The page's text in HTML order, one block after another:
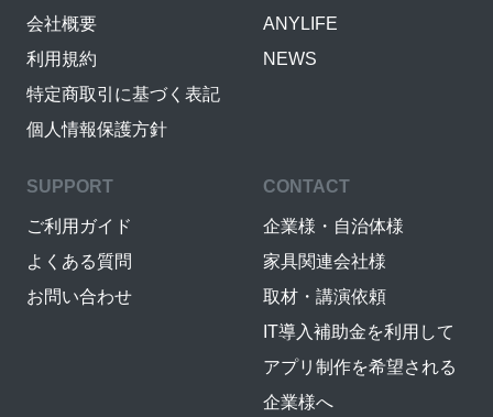
会社概要
利用規約
特定商取引に基づく表記
個人情報保護方針
ANYLIFE
NEWS
SUPPORT
ご利用ガイド
よくある質問
お問い合わせ
CONTACT
企業様・自治体様
家具関連会社様
取材・講演依頼
IT導入補助金を利用して
アプリ制作を希望される
企業様へ